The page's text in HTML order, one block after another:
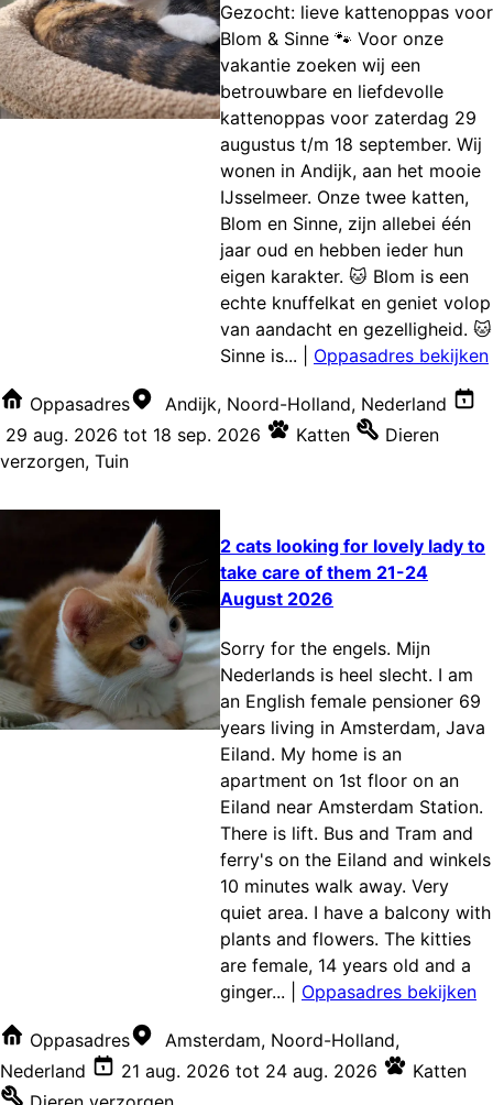
Gezocht: lieve kattenoppas voor
Blom & Sinne 🐾 Voor onze
vakantie zoeken wij een
betrouwbare en liefdevolle
kattenoppas voor zaterdag 29
augustus t/m 18 september. Wij
wonen in Andijk, aan het mooie
IJsselmeer. Onze twee katten,
Blom en Sinne, zijn allebei één
jaar oud en hebben ieder hun
eigen karakter. 🐱 Blom is een
echte knuffelkat en geniet volop
van aandacht en gezelligheid. 🐱
Sinne is...
Oppasadres bekijken
Oppasadres
Andijk, Noord-Holland, Nederland
29 aug. 2026 tot 18 sep. 2026 Katten
Dieren
verzorgen, Tuin
2 cats looking for lovely lady to
take care of them 21-24
August 2026
Sorry for the engels. Mijn
Nederlands is heel slecht. I am
an English female pensioner 69
years living in Amsterdam, Java
Eiland. My home is an
apartment on 1st floor on an
Eiland near Amsterdam Station.
There is lift. Bus and Tram and
ferry's on the Eiland and winkels
10 minutes walk away. Very
quiet area. I have a balcony with
plants and flowers. The kitties
are female, 14 years old and a
ginger...
Oppasadres bekijken
Oppasadres
Amsterdam, Noord-Holland,
Nederland
21 aug. 2026 tot 24 aug. 2026
Katten